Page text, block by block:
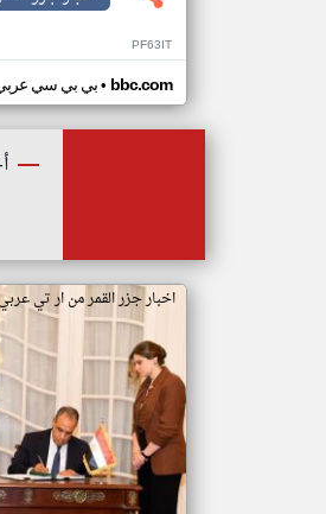
PF63IT
بي بي سي• bbc.com
اخبار جزر القمر من ار تي